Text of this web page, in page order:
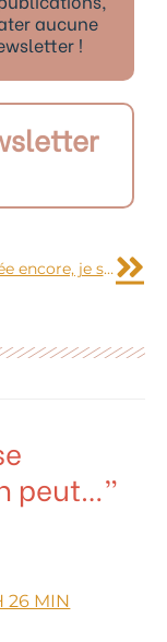
aucune
!
Cette année encore, je suis une princesse…
peut…”
26 MIN